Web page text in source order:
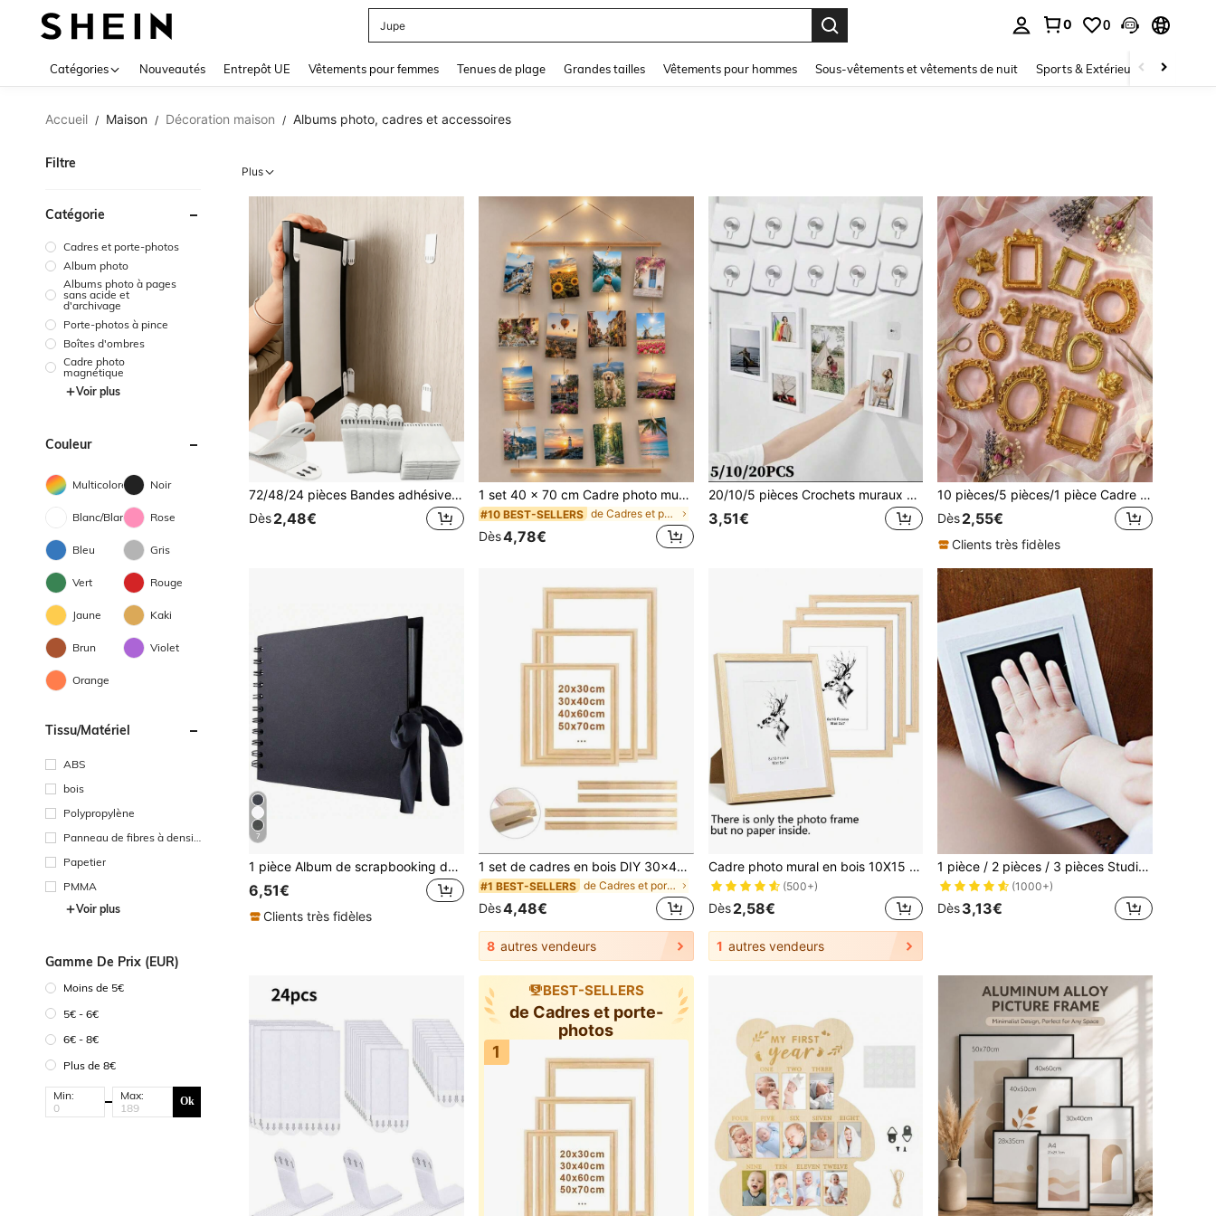
Jupe
0 0
Catégories Nouveautés Entrepôt UE Vêtements pour femmes Tenues de plage Grandes tailles Vêtements pour hommes Sous-vêtements et vêtements de nuit Sports & Extérieur Enfants
Accueil / Maison / Décoration maison / Albums photo, cadres et accessoires
Filtre
Catégorie
Cadres et porte-photos
Album photo
Albums photo à pages
sans acide et
d'archivage
Porte-photos à pince
Boîtes d'ombres
Cadre photo
magnétique
Voir plus
Couleur
Multicolore Noir
Blanc/Blanche Rose
Bleu Gris
Vert Rouge
Jaune Kaki
Brun Violet
Orange
Tissu/matériel
ABS
bois
Polypropylène
Panneau de fibres à densit
Papetier
PMMA
Voir plus
Gamme De Prix (EUR)
Moins de 5€
5€ - 6€
6€ - 8€
Plus de 8€
Min: Max: Ok
Plus
72/48/24 pièces Bandes adhésives auto-agrippantes pour accrocher des cadres, crochets adhésifs amovibles double face, crochets muraux imperméables et très collants pour accrocher des cadres, œuvres d'art, affiches, sans perçage ni dommage, fournitures de décoration pour la maison, la cuisine, la salle de bain, le bureau
Dès2,48€
1 set 40 x 70 cm Cadre photo mural à collage - 30/15 pinces et cordes réglables pour affichage de photos multiples - Système de cadre photo mural style nordique - Tableau mémoriel de Noël, décoration de maison pour les fêtes, collage photo du Nouvel An, art mural Instagrammable, affichage nordique d'hiver (éclairage non inclus)
#10 BEST-SELLERS de Cadres et porte-photos
Dès4,78€
20/10/5 pièces Crochets muraux sans perçage, pinces en plastique invisibles et robustes, convenant pour accrocher des photos et des cadres, décoration de la maison et de l'exposition
3,51€
10 pièces/5 pièces/1 pièce Cadre photo miniature de style européen vintage doré, accessoires de décoration pour bijoux, colliers et photographie de bijoux/Tableau décoratif suspendu/Cadre photo décoratif
Dès2,55€
Clients très fidèles
7
1 pièce Album de scrapbooking de 60 pages (30 feuilles), (noir, petit 8,3*5,7 pouces), album de scrapbooking en papier kraft pour livre d'or de mariage et anniversaire, scrapbooking familial DIY - pour papier artisanal DIY, cadeau de Noël
6,51€
Clients très fidèles
1 set de cadres en bois DIY 30x40, 40x50, 50*70 cm, convient pour les peintures à l'huile sur canevas, les cadres en bois de pin, les peintures murales, les cadres pour peinture de diamant, les bandes de bois à tenons et mortaises, les coups de pinceau épaissis, les cadres en soie tendue, les fournitures de pratique, les décorations de cadre intérieur en bois, convient pour le salon, la chambre à coucher et la décoration de la maison, les cadeaux d'anniversaire, les cadeaux de remise des diplômes. Ne comprend pas le verre et doit être assemblé à la main.
#1 BEST-SELLERS de Cadres et porte-photos
Dès4,48€
8 autres vendeurs
Cadre photo mural en bois 10X15 15X20 20X25 A4 Cadre photo couleur bois avec support Décoration photo Cadeau commémoratif
(500+)
Dès 2,58€
1 autres vendeurs
1 pièce / 2 pièces / 3 pièces Studio d'empreintes de mains et de pieds, tampon encreur, décoration pour album photo
(1000+)
Dès3,13€
BEST-SELLERS
de Cadres et porte-
photos
1